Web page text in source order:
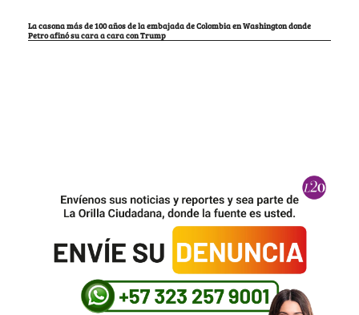
La casona más de 100 años de la embajada de Colombia en Washington donde
Petro afinó su cara a cara con Trump